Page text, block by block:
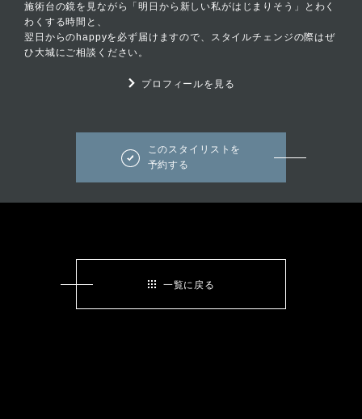
施術台の鏡を見ながら「明日から新しい私がはじまりそう」とわく
わくする時間と、
翌日からのhappyを必ず届けますので、スタイルチェンジの際はぜ
ひ大城にご相談ください。
プロフィールを見る
このスタイリストを
予約する
一覧に戻る